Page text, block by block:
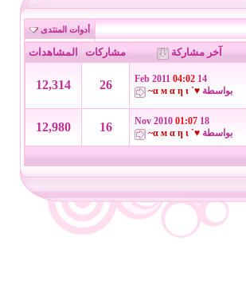
أدوات المنتدى
آخر مشاركة مشاركات المشاهدات
14 Feb 2011
04:02
بواسطة ♥` α м α η ι~
26
12,314
18 Nov 2010
01:07
بواسطة ♥` α м α η ι~
16
12,980